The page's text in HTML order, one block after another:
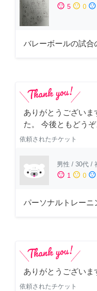
sentiment_satisfied 5 sentiment_neutral 0 sentiment_dissatisfied
バレーボールの試合
ありがとうございま
た。 今後ともどう
依頼されたチケット
男性 / 30代 /
sentiment_satisfied 1 sentiment_neutral 0 sentiment_dissatisfied
パーソナルトレーニ
ありがとうございま
依頼されたチケット